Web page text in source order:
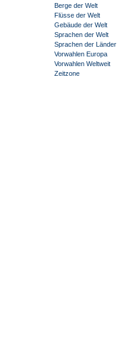
Berge der Welt
Flüsse der Welt
Gebäude der Welt
Sprachen der Welt
Sprachen der Länder
Vorwahlen Europa
Vorwahlen Weltweit
Zeitzone